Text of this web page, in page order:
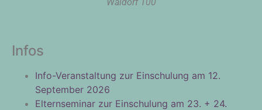
Infos
Info-Veranstaltung zur Einschulung am 12.
September 2026
Elternseminar zur Einschulung am 23. + 24.